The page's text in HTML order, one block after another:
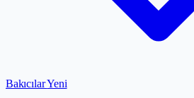
BakıcılarYeni